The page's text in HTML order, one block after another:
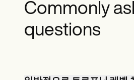
Commonly
questions